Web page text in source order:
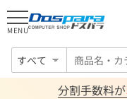
MENU
すべて
分割手数料が